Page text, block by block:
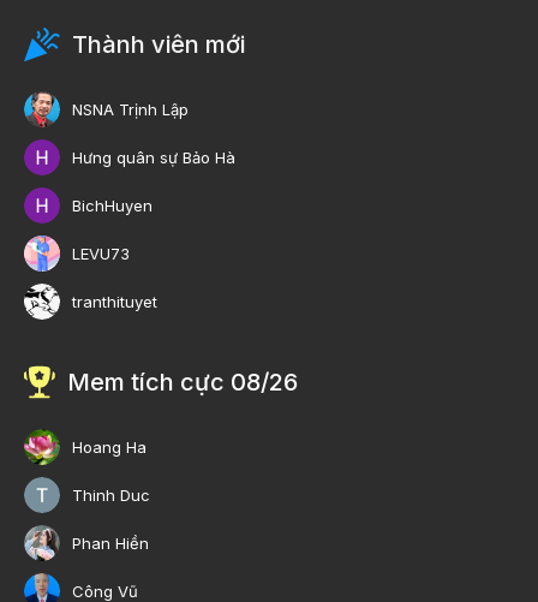
Thành viên mới
NSNA Trịnh Lập
Hưng quân sự Bảo Hà
BichHuyen
LEVU73
tranthituyet
Mem tích cực 08/26
Hoang Ha
Thinh Duc
Phan Hiền
Công Vũ